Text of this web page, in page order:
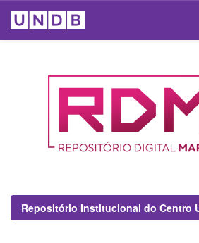
Repositório Institucional do Centro